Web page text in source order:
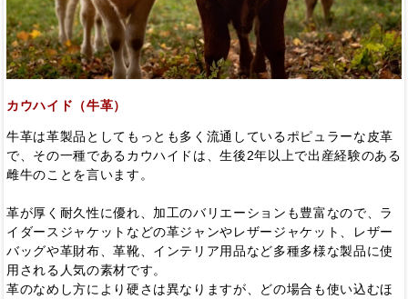
カウハイド（牛革）
牛革は革製品としてもっとも多く流通しているポピュラーな皮革
で、その一種であるカウハイドは、生後2年以上で出産経験のある
雌牛のことを言います。
革が厚く耐久性に優れ、加工のバリエーションも豊富なので、ラ
イダースジャケットなどの革ジャンやレザージャケット、レザー
バッグや革財布、革靴、インテリア用品など多種多様な製品に使
用される人気の素材です。
革のなめし方により硬さは異なりますが、どの場合も使い込むほ